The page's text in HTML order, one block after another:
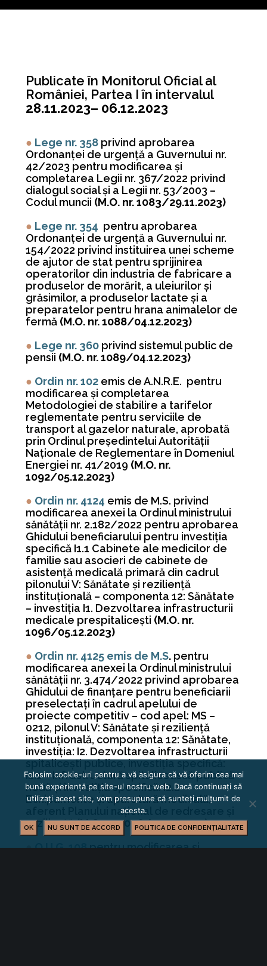
Publicate în Monitorul Oficial al
României, Partea I în intervalul
28.11.2023– 06.12.2023
● Lege nr. 358privind aprobarea
Ordonanţei de urgenţă a Guvernului nr.
42/2023 pentru modificarea şi
completarea Legii nr. 367/2022 privind
dialogul social şi a Legii nr. 53/2003 –
Codul muncii (M.O. nr. 1083/29.11.2023)
● Lege nr. 354 pentru aprobarea
Ordonanţei de urgenţă a Guvernului nr.
154/2022 privind instituirea unei scheme
de ajutor de stat pentru sprijinirea
operatorilor din industria de fabricare a
produselor de morărit, a uleiurilor şi
grăsimilor, a produselor lactate şi a
preparatelor pentru hrana animalelor de
fermă (M.O. nr. 1088/04.12.2023)
● Lege nr. 360 privind sistemul public de
pensii (M.O. nr. 1089/04.12.2023)
● Ordin nr. 102 emis de A.N.R.E. pentru
modificarea şi completarea
Metodologiei de stabilire a tarifelor
reglementate pentru serviciile de
transport al gazelor naturale, aprobată
prin Ordinul preşedintelui Autorităţii
Naţionale de Reglementare în Domeniul
Energiei nr. 41/2019 (M.O. nr.
1092/05.12.2023)
● Ordin nr. 4124 emis de M.S. privind
modificarea anexei la Ordinul ministrului
sănătăţii nr. 2.182/2022 pentru aprobarea
Ghidului beneficiarului pentru investiţia
specifică I1.1 Cabinete ale medicilor de
familie sau asocieri de cabinete de
asistenţă medicală primară din cadrul
pilonului V: Sănătate şi rezilienţă
instituţională – componenta 12: Sănătate
– investiţia I1. Dezvoltarea infrastructurii
medicale prespitaliceşti (M.O. nr.
1096/05.12.2023)
● Ordin nr. 4125 emis de M.S. pentru
modificarea anexei la Ordinul ministrului
sănătăţii nr. 3.474/2022 privind aprobarea
Ghidului de finanţare pentru beneficiarii
preselectaţi în cadrul apelului de
proiecte competitiv – cod apel: MS –
0212, pilonul V: Sănătate şi rezilienţă
instituţională, componenta 12: Sănătate,
investiţia: I2. Dezvoltarea infrastructurii
spitaliceşti publice, investiţia specifică:
I2.1 – Infrastructură spitalicească publică
nouă şi investiţia specifică: I2.2 –
Echipamente şi aparatură medicală,
aferent Planului naţional de redresare şi
rezilienţă(M.O. nr. 1096/05.12.2023)
●O.U.G. 108pentru modificarea și
Folosim cookie-uri pentru a vă asigura că vă oferim cea mai
bună experiență pe site-ul nostru web. Dacă continuați să
utilizați acest site, vom presupune că sunteți mulțumit de
acesta.
OK NU SUNT DE ACCORD POLITICA DE CONFIDENȚIALITATE